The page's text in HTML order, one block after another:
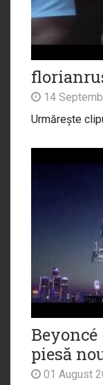
14
Urmărește
piesă
01 August